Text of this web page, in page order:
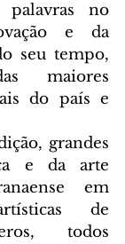
no
e da
seu tempo,
maiores
do país e
grandes
e da arte
em
de
todos